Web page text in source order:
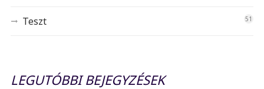
Teszt 51
LEGUTÓBBI BEJEGYZÉSEK